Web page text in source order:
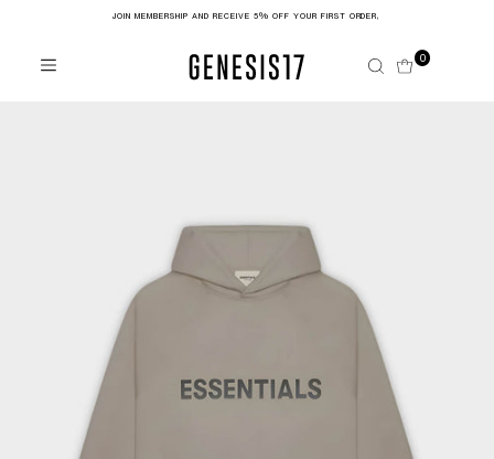
JOIN MEMBERSHIP AND RECEIVE 5% OFF YOUR FIRST ORDER,
0